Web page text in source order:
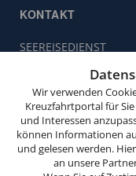
KONTAKT
SEEREISEDIENST
47119 Duisburg
Buchungsservice:
(Mo. bis Fr. von 9.00
Sa. von 10.00 bis
So. von 10.00 bis
außer feiertags)
Diese
verwendet
Cookies.
Wenn
Sie
weitersurfen,
Wir verwenden
Kreuzfahrtportal für
und Interessen
können Informationen
und gelesen werden.
an unsere